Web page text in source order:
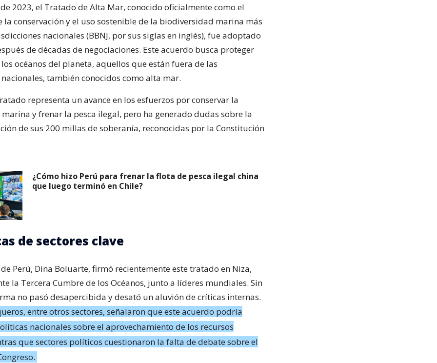
2023, el Tratado de Alta Mar, conocido oficialmente como el
la conservación y el uso sostenible de la biodiversidad marina más
nacionales (BBNJ, por sus siglas en inglés), fue adoptado
de décadas de negociaciones. Este acuerdo busca proteger
océanos del planeta, aquellos que están fuera de las
también conocidos como alta mar.
representa un avance en los esfuerzos por conservar la
y frenar la pesca ilegal, pero ha generado dudas sobre la
de sus 200 millas de soberanía, reconocidas por la Constitución
¿Cómo hizo Perú para frenar la flota de pesca ilegal china
que luego terminó en Chile?
de sectores clave
Perú, Dina Boluarte, firmó recientemente este tratado en Niza,
la Tercera Cumbre de los Océanos, junto a líderes mundiales. Sin
no pasó desapercibida y desató un aluvión de críticas internas.
entre otros sectores, señalaron que este acuerdo podría
nacionales sobre el aprovechamiento de los recursos
que sectores políticos cuestionaron la falta de debate sobre el